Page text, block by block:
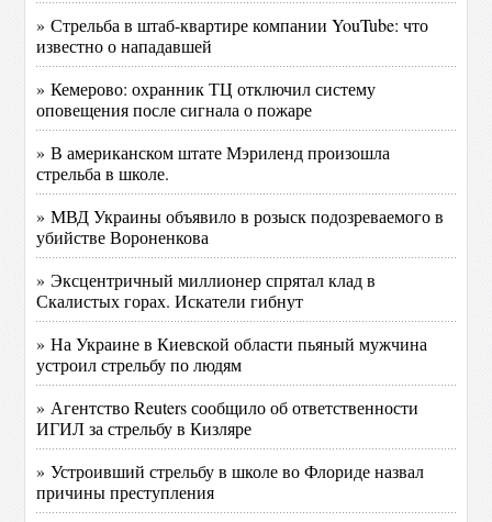
» Стрельба в штаб-квартире компании YouTube: что
известно о нападавшей
» Кемерово: охранник ТЦ отключил систему
оповещения после сигнала о пожаре
» В американском штате Мэриленд произошла
стрельба в школе.
» МВД Украины объявило в розыск подозреваемого в
убийстве Вороненкова
» Эксцентричный миллионер спрятал клад в
Скалистых горах. Искатели гибнут
» На Украине в Киевской области пьяный мужчина
устроил стрельбу по людям
» Агентство Reuters сообщило об ответственности
ИГИЛ за стрельбу в Кизляре
» Устроивший стрельбу в школе во Флориде назвал
причины преступления